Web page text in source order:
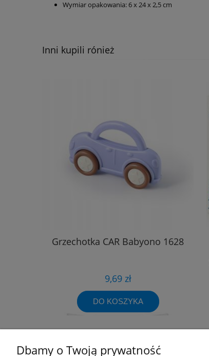
Wymiar opakowania: 6 x 24 x 2,5 cm
Inni kupili rónież
Grzechotka CAR Babyono 1628
9,69 zł
DO KOSZYKA
Dbamy o Twoją prywatność